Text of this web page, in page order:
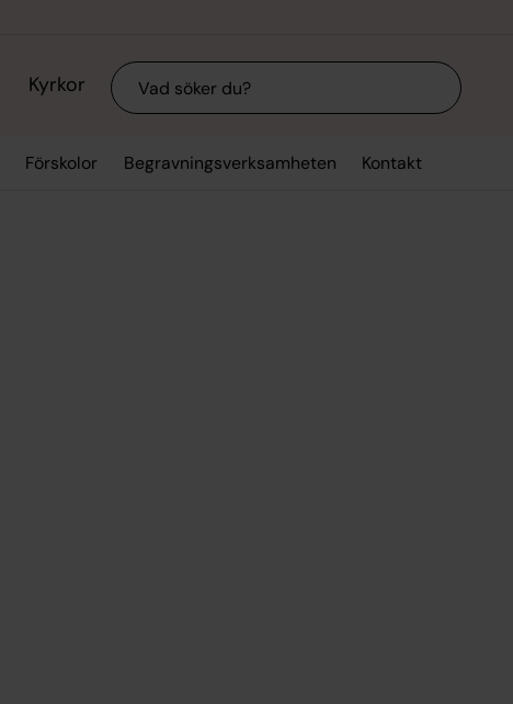
Kyrkor Sök
Förskolor Begravningsverksamheten Kontakt